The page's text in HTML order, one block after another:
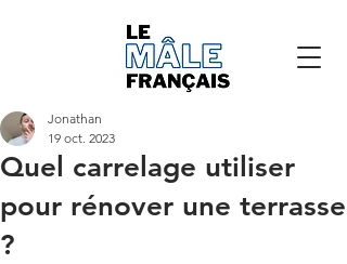
Quel carrelage utiliser
pour rénover une terrasse
?
Jonathan
19 oct. 2023